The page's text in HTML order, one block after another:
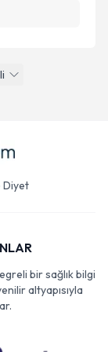
Diyet
bir sağlık bilgi
altyapısıyla